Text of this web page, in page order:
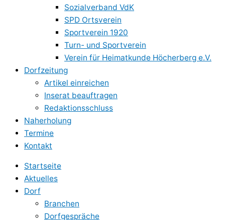
Sozialverband VdK
SPD Ortsverein
Sportverein 1920
Turn- und Sportverein
Verein für Heimatkunde Höcherberg e.V.
Dorfzeitung
Artikel einreichen
Inserat beauftragen
Redaktionsschluss
Naherholung
Termine
Kontakt
Startseite
Aktuelles
Dorf
Branchen
Dorfgespräche